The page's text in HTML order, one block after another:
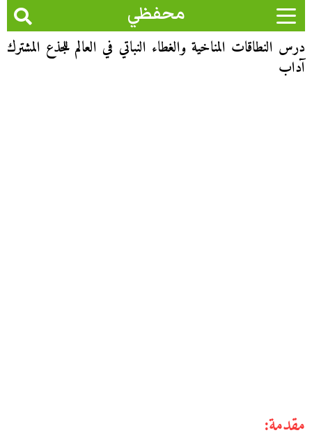
محفظي
درس النطاقات المناخية والغطاء النباتي في العالم للجذع المشترك
آداب
مقدمة: